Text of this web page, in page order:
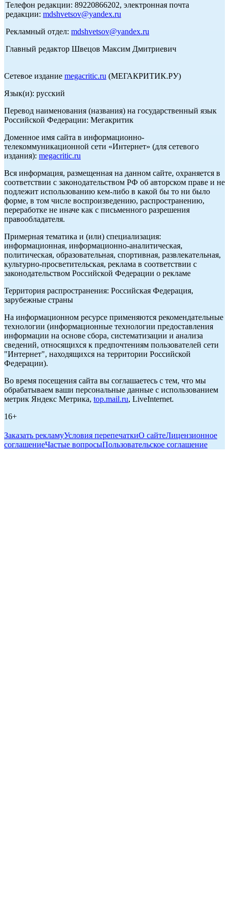
Телефон редакции: 89220866202, электронная почта
редакции: mdshvetsov@yandex.ru
Рекламный отдел: mdshvetsov@yandex.ru
Главный редактор Швецов Максим Дмитриевич
Сетевое издание megacritic.ru (МЕГАКРИТИК.РУ)
Язык(и): русский
Перевод наименования (названия) на государственный язык
Российской Федерации: Мегакритик
Доменное имя сайта в информационно-
телекоммуникационной сети «Интернет» (для сетевого
издания): megacritic.ru
Вся информация, размещенная на данном сайте, охраняется в
соответствии с законодательством РФ об авторском праве и не
подлежит использованию кем-либо в какой бы то ни было
форме, в том числе воспроизведению, распространению,
переработке не иначе как с письменного разрешения
правообладателя.
Примерная тематика и (или) специализация:
информационная, информационно-аналитическая,
политическая, образовательная, спортивная, развлекательная,
культурно-просветительская, реклама в соответствии с
законодательством Российской Федерации о рекламе
Территория распространения: Российская Федерация,
зарубежные страны
На информационном ресурсе применяются рекомендательные
технологии (информационные технологии предоставления
информации на основе сбора, систематизации и анализа
сведений, относящихся к предпочтениям пользователей сети
"Интернет", находящихся на территории Российской
Федерации).
Во время посещения сайта вы соглашаетесь с тем, что мы
обрабатываем ваши персональные данные с использованием
метрик Яндекс Метрика, top.mail.ru, LiveInternet.
16+
Заказать рекламуУсловия перепечаткиО сайтеЛицензионное
соглашениеЧастые вопросыПользовательское соглашение